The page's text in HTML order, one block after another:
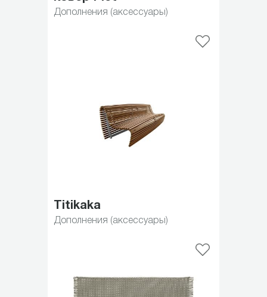
Дополнения (аксессуары)
Titikaka
Дополнения (аксессуары)